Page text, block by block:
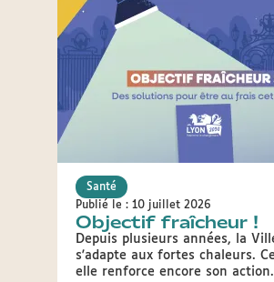
Santé
Publié le : 10 juillet 2026
Objectif fraîcheur !
Depuis plusieurs années, la
s'adapte aux fortes chaleurs.
elle renforce encore son action.